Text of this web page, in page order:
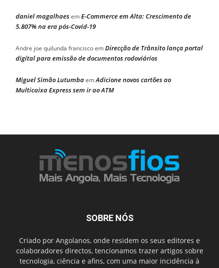
daniel magalhaesemE-Commerce em Alta: Crescimento de
5.807% na era pós-Covid-19
Andre joe quilunda franciscoemDirecção de Trânsito lança portal
digital para emissão de documentos rodoviários
Miguel Simão LutumbaemAdicione novos cartões ao
Multicaixa Express sem ir ao ATM
SOBRE NÓS
Criado por Angolanos, onde residem os seus editores e
colaboradores directos, tencionamos trazer artigos sobre
tecnologia, ciência e afins, com uma maior incidência à